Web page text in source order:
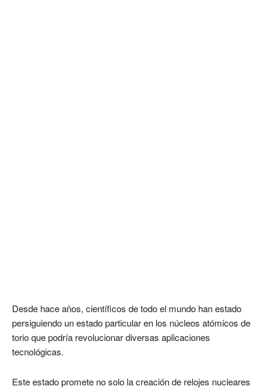
Desde hace años, científicos de todo el mundo han estado
persiguiendo un estado particular en los núcleos atómicos de
torio que podría revolucionar diversas aplicaciones
tecnológicas.
Este estado promete no solo la creación de relojes nucleares